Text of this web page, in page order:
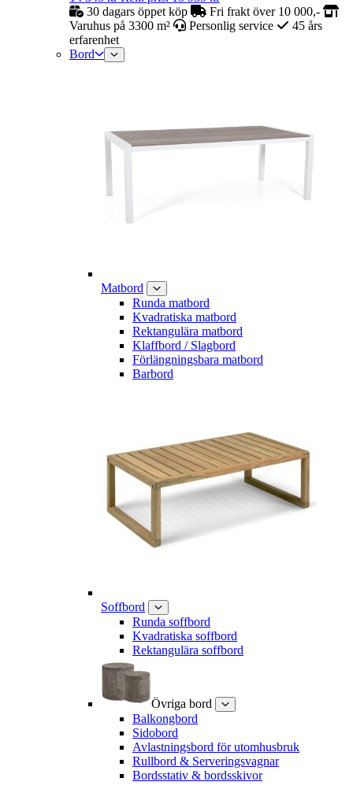
30 dagars öppet köp
Fri frakt över 10 000,-
Varuhus på 3300 m²
Personlig service
45 års
erfarenhet
Bord
Matbord
Runda matbord
Kvadratiska matbord
Rektangulära matbord
Klaffbord / Slagbord
Förlängningsbara matbord
Barbord
Soffbord
Runda soffbord
Kvadratiska soffbord
Rektangulära soffbord
Övriga bord
Balkongbord
Sidobord
Avlastningsbord för utomhusbruk
Rullbord & Serveringsvagnar
Bordsstativ & bordsskivor